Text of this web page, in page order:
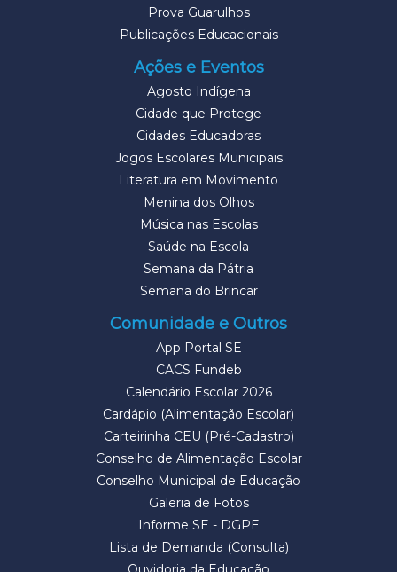
Prova Guarulhos
Publicações Educacionais
Ações e Eventos
Agosto Indígena
Cidade que Protege
Cidades Educadoras
Jogos Escolares Municipais
Literatura em Movimento
Menina dos Olhos
Música nas Escolas
Saúde na Escola
Semana da Pátria
Semana do Brincar
Comunidade e Outros
App Portal SE
CACS Fundeb
Calendário Escolar 2026
Cardápio (Alimentação Escolar)
Carteirinha CEU (Pré-Cadastro)
Conselho de Alimentação Escolar
Conselho Municipal de Educação
Galeria de Fotos
Informe SE - DGPE
Lista de Demanda (Consulta)